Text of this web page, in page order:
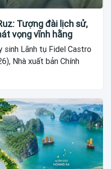
Tượng đài lịch sử,
vọng vĩnh hằng
sinh Lãnh tụ Fidel Castro
Nhà xuất bản Chính